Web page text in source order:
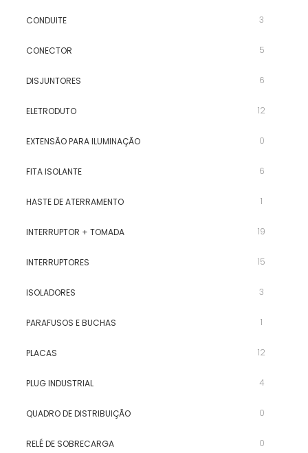
CONDUITE 3
CONECTOR 5
DISJUNTORES 6
ELETRODUTO 12
EXTENSÃO PARA ILUMINAÇÃO 0
FITA ISOLANTE 6
HASTE DE ATERRAMENTO 1
INTERRUPTOR + TOMADA 19
INTERRUPTORES 15
ISOLADORES 3
PARAFUSOS E BUCHAS 1
PLACAS 12
PLUG INDUSTRIAL 4
QUADRO DE DISTRIBUIÇÃO 0
RELÉ DE SOBRECARGA 0